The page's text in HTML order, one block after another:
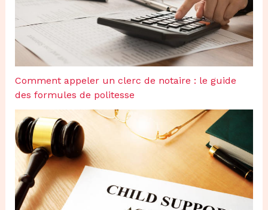
Comment appeler un clerc de notaire : le guide
des formules de politesse